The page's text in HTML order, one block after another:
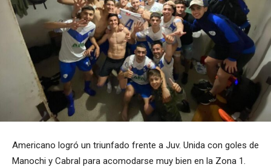
Americano logró un triunfado frente a Juv. Unida con goles de
Manochi y Cabral para acomodarse muy bien en la Zona 1.